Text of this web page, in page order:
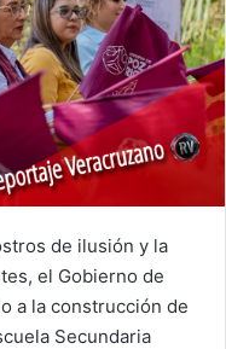
de ilusión y la
el Gobierno de
a la construcción de
Secundaria